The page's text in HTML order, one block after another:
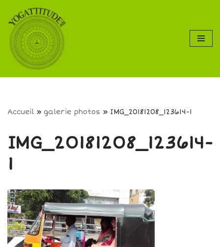
Aller
au
contenu
Accueil » galerie photos » IMG_20181208_123614-1
IMG_20181208_123614-
1